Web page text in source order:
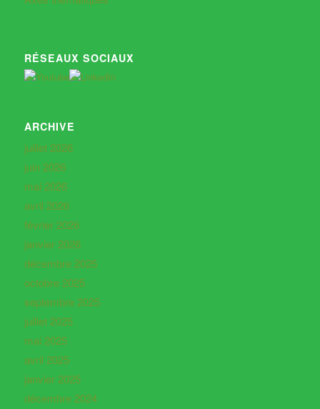
RÉSEAUX SOCIAUX
ARCHIVE
juillet 2026
juin 2026
mai 2026
avril 2026
février 2026
janvier 2026
décembre 2025
octobre 2025
septembre 2025
juillet 2025
mai 2025
avril 2025
janvier 2025
décembre 2024